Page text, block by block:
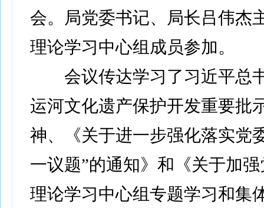
会。局党委书记、局长吕伟杰
理论学习中心组成员参加。
会议传达学习了习近平总
运河文化遗产保护开发重要批
神、《关于进一步强化落实党
一议题”的通知》和《关于加
理论学习中心组专题学习和集